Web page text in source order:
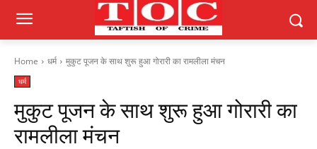
Home धर्म मुकुट पूजन के साथ शुरू हुआ गोरारी का रामलीला मंचन
धर्म
मुकुट पूजन के साथ शुरू हुआ गोरारी का
रामलीला मंचन